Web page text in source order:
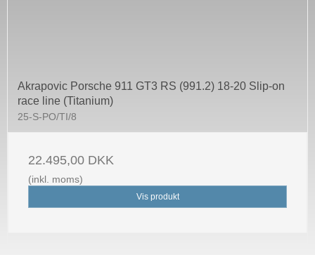
Akrapovic Porsche 911 GT3 RS (991.2) 18-20 Slip-on
race line (Titanium)
25-S-PO/TI/8
22.495,00 DKK
(inkl. moms)
Vis produkt